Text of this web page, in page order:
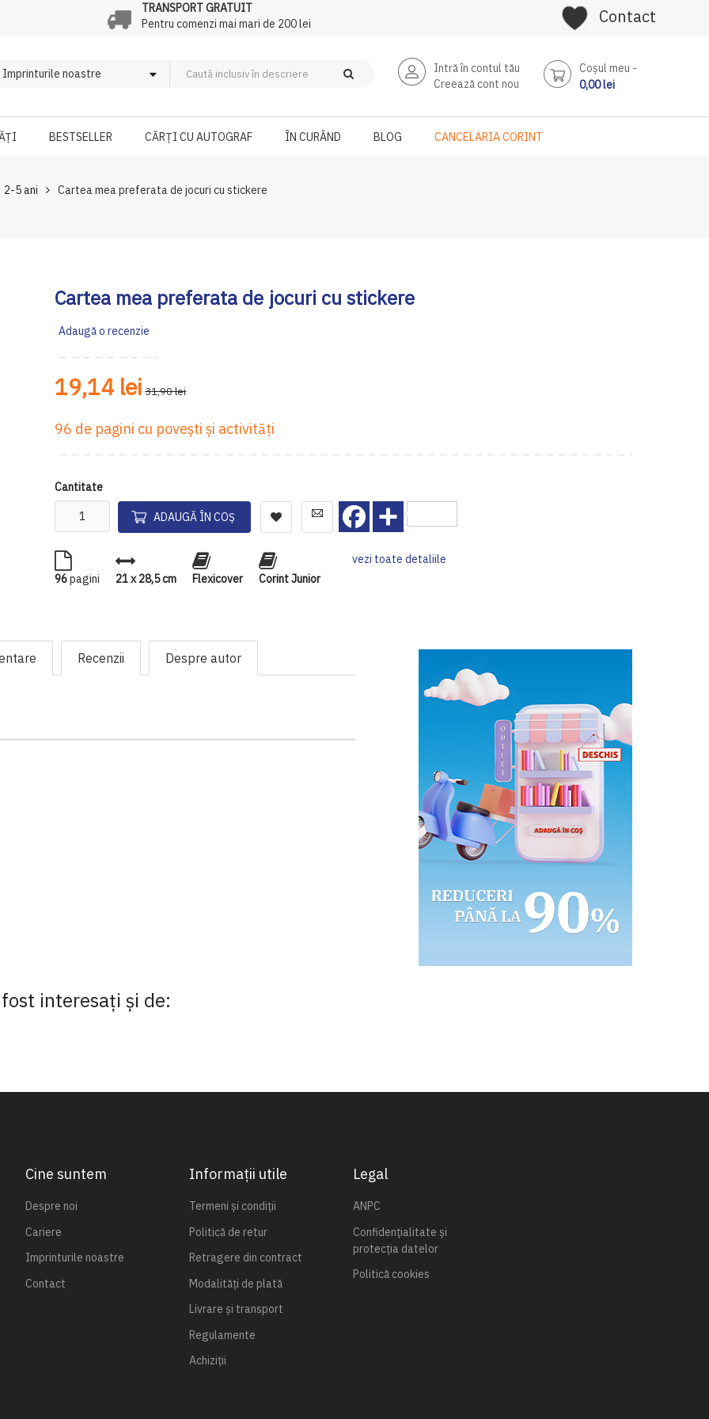
TRANSPORT GRATUIT
Pentru comenzi mai mari de 200 lei
Contact
Intră în contul tău
Creează cont nou
Coşul meu
0,00 lei
BESTSELLER CĂRȚI CU AUTOGRAF ÎN CURÂND BLOG CANCELARIA CORINT
2-5 ani Cartea mea preferata de jocuri cu stickere
Cartea mea preferata de jocuri cu stickere
Adaugă o recenzie
19,14 lei 31,90 lei
96 de pagini cu poveşti şi activităţi
Cantitate
ADAUGĂ ÎN COȘ
Facebook
96pagini 21 x 28,5 cm Flexicover Corint Junior
vezi toate detaliile
Recenzii Despre autor
interesaţi şi de:
Cine suntem
Despre noi
Cariere
Imprinturile noastre
Contact
Informații utile
Termeni și condiții
Politică de retur
Retragere din contract
Modalități de plată
Livrare și transport
Regulamente
Achiziții
Legal
ANPC
Confidențialitate și
protecția datelor
Politică cookies